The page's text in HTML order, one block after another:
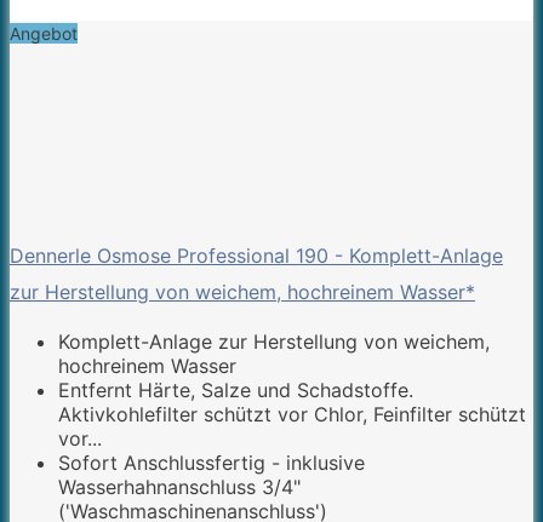
Angebot
Dennerle Osmose Professional 190 - Komplett-Anlage
zur Herstellung von weichem, hochreinem Wasser*
Komplett-Anlage zur Herstellung von weichem,
hochreinem Wasser
Entfernt Härte, Salze und Schadstoffe.
Aktivkohlefilter schützt vor Chlor, Feinfilter schützt
vor...
Sofort Anschlussfertig - inklusive
Wasserhahnanschluss 3/4"
('Waschmaschinenanschluss')